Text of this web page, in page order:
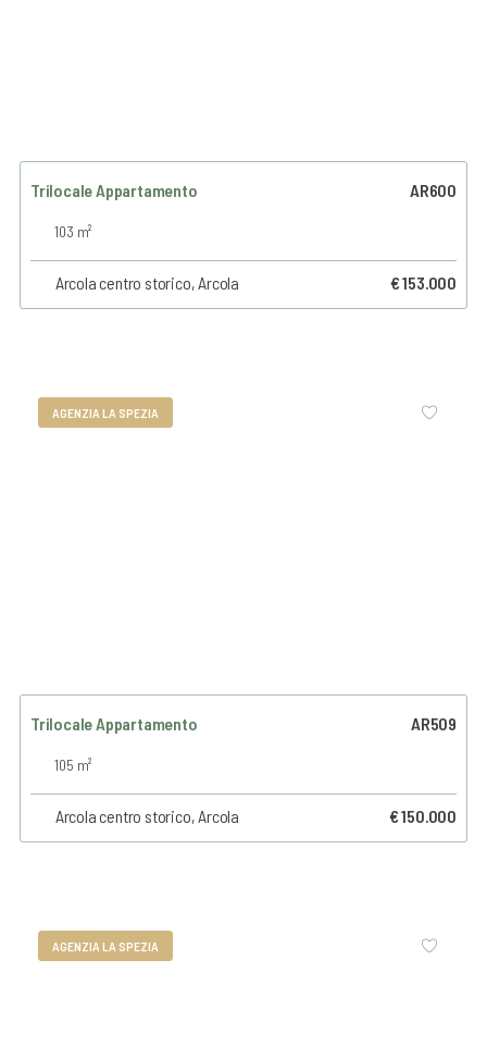
Trilocale Appartamento AR600
103 m²
Arcola centro storico, Arcola € 153.000
AGENZIA LA SPEZIA
Trilocale Appartamento AR509
105 m²
Arcola centro storico, Arcola € 150.000
AGENZIA LA SPEZIA